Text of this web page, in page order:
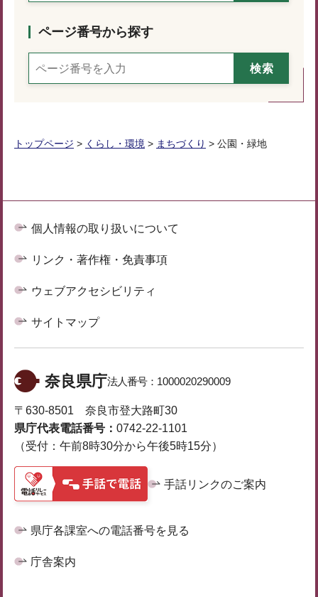
ページ番号から探す
トップページ > くらし・環境 > まちづくり > 公園・緑地
個人情報の取り扱いについて
リンク・著作権・免責事項
ウェブアクセシビリティ
サイトマップ
奈良県庁法人番号： 1000020290009
〒630-8501 奈良市登大路町30
県庁代表電話番号： 0742-22-1101
（受付：午前8時30分から午後5時15分）
手話リンクのご案内
県庁各課室への電話番号を見る
庁舎案内